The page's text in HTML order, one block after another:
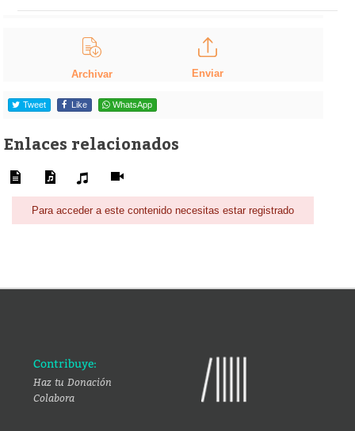
Archivar Enviar
Tweet Like WhatsApp
Enlaces relacionados
Para acceder a este contenido necesitas estar registrado
Contribuye:
Haz tu Donación
Colabora